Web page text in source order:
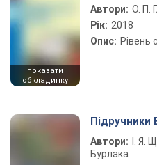
показати
обкладинку
Автори: О. П.
Рік: 2018
Опис: Рівень
Підручники
Автори:
І. Я.
Бурлака